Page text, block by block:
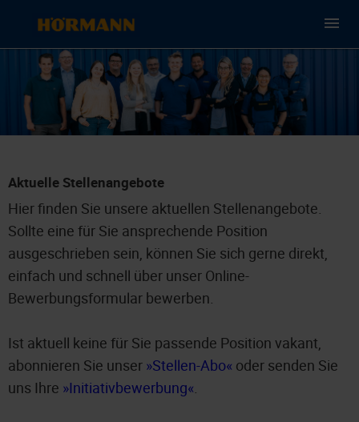
Aktuelle Stellenangebote
Hier finden Sie unsere aktuellen Stellenangebote.
Sollte eine für Sie ansprechende Position
ausgeschrieben sein, können Sie sich gerne direkt,
einfach und schnell über unser Online-
Bewerbungsformular bewerben.
Ist aktuell keine für Sie passende Position vakant,
abonnieren Sie unser Stellen-Abo oder senden Sie
uns Ihre Initiativbewerbung .